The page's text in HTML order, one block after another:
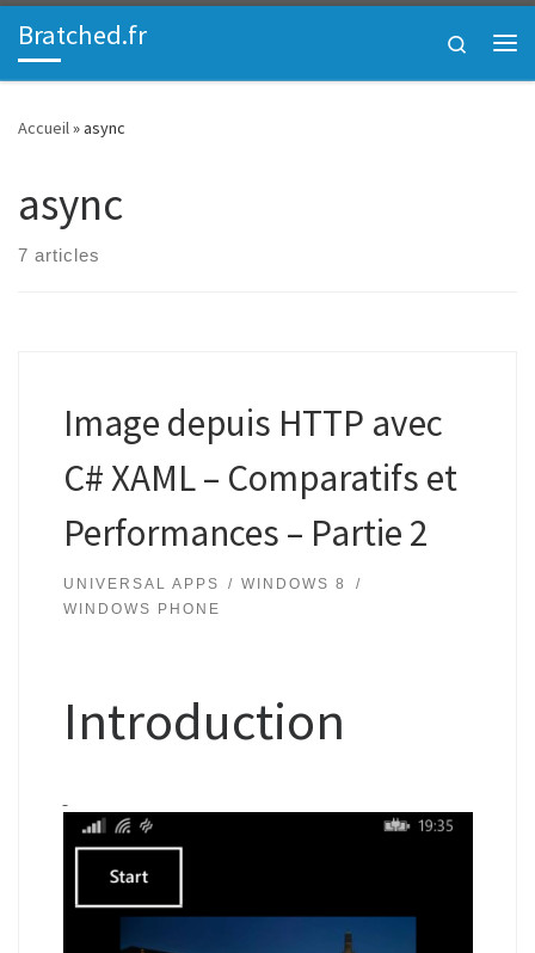
Passer au contenu
Bratched.fr
Search
Accueil»async
async
7 articles
Image depuis HTTP avec
C# XAML – Comparatifs et
Performances – Partie 2
UNIVERSAL APPS
WINDOWS 8
WINDOWS PHONE
Introduction